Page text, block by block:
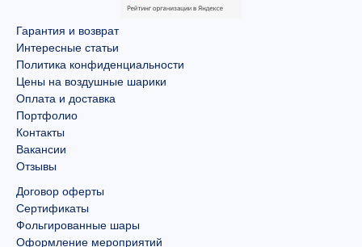
Гарантия и возврат
Интересные статьи
Политика конфиденциальности
Цены на воздушные шарики
Оплата и доставка
Портфолио
Контакты
Вакансии
Отзывы
Договор оферты
Сертификаты
Фольгированные шары
Оформление мероприятий